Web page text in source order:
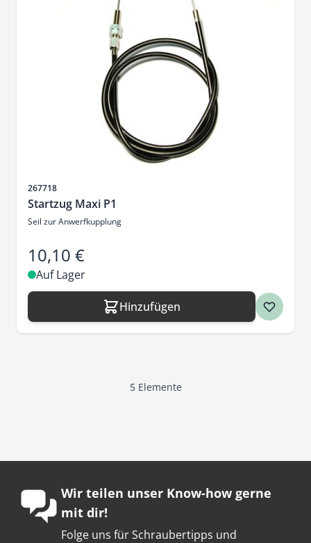
Artikelnr.
267718
Startzug Maxi P1
Seil zur Anwerfkupplung
10,10 €
Auf Lager
Hinzufügen
5Elemente
Wir teilen unser Know-how gerne
mit dir!
Folge uns für Schraubertipps und